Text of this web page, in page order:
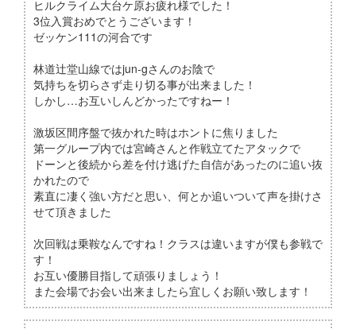
ヒルクライム大台ケ原お疲れ様でした！
3位入賞おめでとうございます！
ゼッケン111の河合です
林道辻堂山線ではjun-gさんのお陰で
気持ちを切らさず走り切る事が出来ました！
しかし…お互いしんどかったですねー！
激坂区間序盤で抜かれた時はホントに焦りました
第一グループ内では宮崎さんと作戦立てたアタックで
ドーンと後続から差を付け逃げた自信があったのに追い抜
かれたので
素直に凄く強い方だと思い、何とか追いついて声を掛けさ
せて頂きました
次回戦は乗鞍なんですね！クラスは違いますが僕も参戦で
す！
お互い優勝目指して頑張りましょう！
また会場でお会い出来ましたら宜しくお願い致します！